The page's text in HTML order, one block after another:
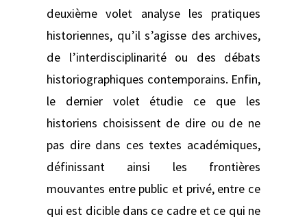
deuxième volet analyse les pratiques
historiennes, qu’il s’agisse des archives,
de l’interdisciplinarité ou des débats
historiographiques contemporains. Enfin,
le dernier volet étudie ce que les
historiens choisissent de dire ou de ne
pas dire dans ces textes académiques,
définissant ainsi les frontières
mouvantes entre public et privé, entre ce
qui est dicible dans ce cadre et ce qui ne